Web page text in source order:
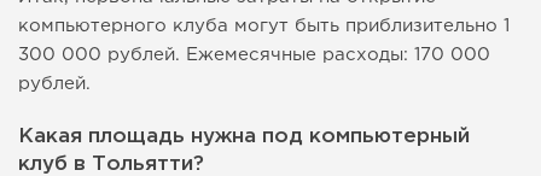
компьютерного клуба могут быть приблизительно 1
300 000 рублей. Ежемесячные расходы: 170 000
рублей.
Какая площадь нужна под компьютерный
клуб в Тольятти?